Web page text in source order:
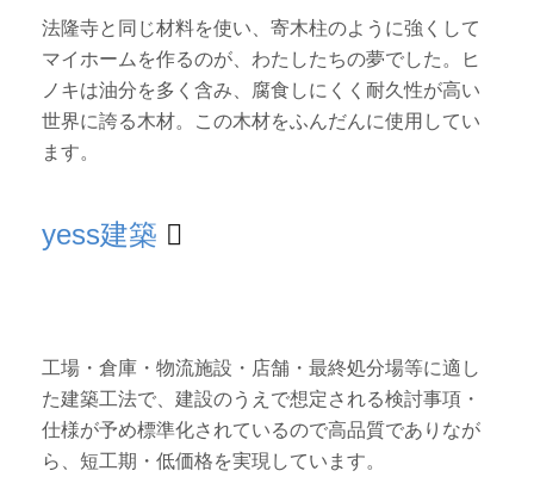
法隆寺と同じ材料を使い、寄木柱のように強くして
マイホームを作るのが、わたしたちの夢でした。ヒ
ノキは油分を多く含み、腐食しにくく耐久性が高い
世界に誇る木材。この木材をふんだんに使用してい
ます。
yess建築
工場・倉庫・物流施設・店舗・最終処分場等に適し
た建築工法で、建設のうえで想定される検討事項・
仕様が予め標準化されているので高品質でありなが
ら、短工期・低価格を実現しています。